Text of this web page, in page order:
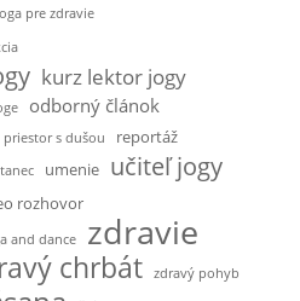
pre zdravie
kurz lektor jogy
odborný článok
priestor s dušou
reportáž
tanec umenie učiteľ jogy
rozhovor
and dance zdravie
chrbát zdravý pohyb